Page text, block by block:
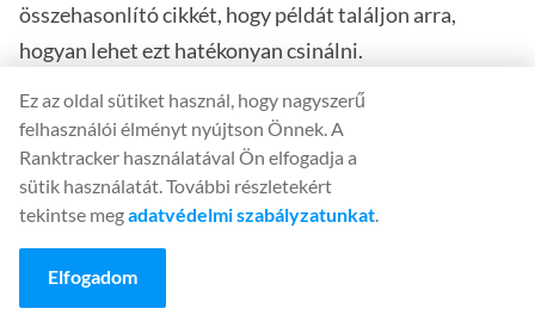
összehasonlító cikkét, hogy példát találjon arra,
hogyan lehet ezt hatékonyan csinálni.
Tranzakciós szándék
A tranzakciós szándék az, amikor a Google számára
nyilvánvaló, hogy a kereső készen áll a vásárlásra.
Elvégezték a kutatást. Már döntöttek. Készen állnak
arra, hogy meghúzzák a ravaszt, és megvegyék a
Ez az oldal sütiket használ, hogy nagyszerű
felhasználói élményt nyújtson Önnek. A
Ranktracker használatával Ön elfogadja a
sütik használatát. További részletekért
tekintse megadatvédelmi szabályzatunkat.
Elfogadom